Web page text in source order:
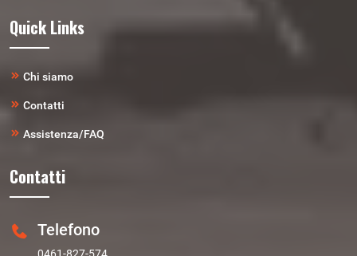
Quick Links
Chi siamo
Contatti
Assistenza/FAQ
Contatti
Telefono
0461-827-574